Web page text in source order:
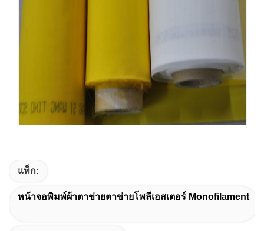
แท็ก:
หน้าจอพิมพ์ผ้าตาข่ายตาข่ายโพลีเอสเตอร์ Monofilament